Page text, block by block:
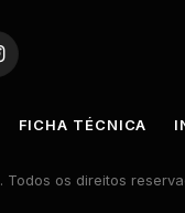
FICHA TÉCNICA
Todos os direitos